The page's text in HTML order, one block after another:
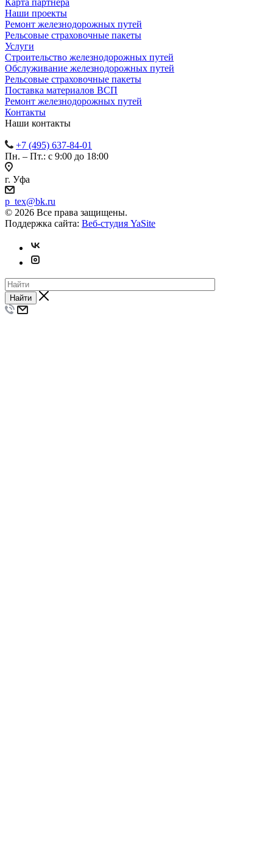
Наши проекты
Ремонт железнодорожных путей
Рельсовые страховочные пакеты
Услуги
Строительство железнодорожных путей
Обслуживание железнодорожных путей
Рельсовые страховочные пакеты
Поставка материалов ВСП
Ремонт железнодорожных путей
Контакты
Наши контакты
+7 (495) 637-84-01
Пн. – Пт.: с 9:00 до 18:00
г. Уфа
p_tex@bk.ru
© 2026 Все права защищены.
Поддержка сайта: Веб-студия YaSite
Найти